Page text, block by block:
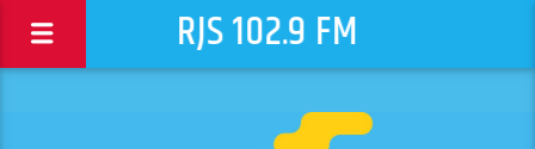
RJS 102.9 FM